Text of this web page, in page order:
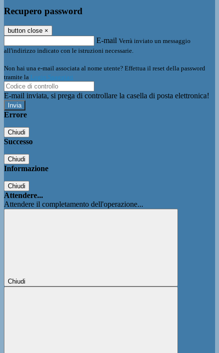
Recupero password
button close ×
E-mail Verrà inviato un messaggio
all'indirizzo indicato con le istruzioni necessarie.
Non hai una e-mail associata al nome utente? Effettua il reset della password
tramite la Login Spaggiari
E-mail inviata, si prega di controllare la casella di posta elettronica!
Errore
Chiudi
Successo
Chiudi
Informazione
Chiudi
Attendere...
Attendere il completamento dell'operazione...
Chiudi